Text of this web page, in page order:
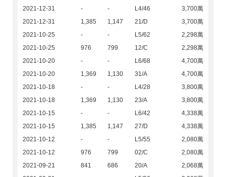
2021-12-31
- - L4/46
3,700萬
2021-12-31
1,385 1,147 21/D
3,700萬
2021-10-25
- - L5/62
2,298萬
2021-10-25
976 799 12/C
2,298萬
2021-10-20
- - L6/68
4,700萬
2021-10-20
1,369 1,130 31/A
4,700萬
2021-10-18
- - L4/28
3,800萬
2021-10-18
1,369 1,130 23/A
3,800萬
2021-10-15
- - L6/42
4,338萬
2021-10-15
1,385 1,147 27/D
4,338萬
2021-10-12
- - L5/55
2,080萬
2021-10-12
976 799 02/C
2,080萬
2021-09-21
841 686 20/A
2,068萬